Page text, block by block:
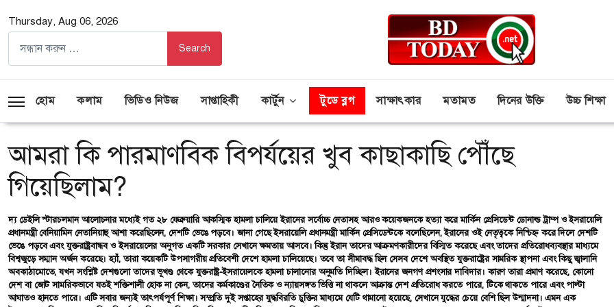
Thursday, Aug 06, 2026
হোম কলাম ভিডিও নিউজ সাপ্তাহিকী কার্টুন টুডে ব্লগ সাক্ষাৎকার মতামত দিনের উক্তি উচ্চ শিক্ষা
আমরা কি পারমাণবিক বিপর্যয়ের খুব কাছাকাছি পৌঁছে
গিয়েছিলাম?
দ্য ডেইলি স্টারচলমান আলোচনার মধ্যেই গত ২৮ ফেব্রুয়ারি আকস্মিক হামলা চালিয়ে ইরানের সর্বোচ্চ নেতাসহ আরও কয়েকজনকে হত্যা করে মার্কিন প্রেসিডেন্ট ডোনাল্ড ট্রাম্প ও ইসরায়েলি প্রধানমন্ত্রী বেনিয়ামিন নেতানিয়াহু আশা করেছিলেন, দেশটি ভেঙে পড়বে। জানা গেছে ইসরায়েলি প্রধানমন্ত্রী মার্কিন প্রেসিডেন্টকে বলেছিলেন, ইরানের ওই নেতৃত্বকে নিশ্চিহ্ন করে দিলে দেশটি ভেঙে পড়বে এবং যুক্তরাষ্ট্রবান্ধব ও ইসরায়েলের অনুগত একটি সরকার সেখানে ক্ষমতায় আসবে। কিন্তু ইরান তাদের আক্রমণকারীদের বিস্মিত করেছে এবং তাদের প্রতিরোধব্যবস্থার মাধ্যমে বিশ্বজুড়ে সম্মান অর্জন করেছে। হ্যাঁ, তারা কয়েকটি উপসাগরীয় প্রতিবেশী দেশে হামলা চালিয়েছে। তবে তা সীমাবদ্ধ ছিল সেসব দেশে অবস্থিত যুক্তরাষ্ট্রের সামরিক স্থাপনা এবং কিছু জ্বালানি অবকাঠামোতে, যখন সংশ্লিষ্ট দেশগুলো তাদের ভূখণ্ড থেকে যুক্তরাষ্ট্র-ইসরায়েলকে হামলা চালানোর অনুমতি দিচ্ছিল। ইরানের জনগণ প্রশংসার দাবিদার। কারণ তারা প্রমাণ করেছে, কোনো দেশ বা জোট সামরিকভাবে যতই শক্তিশালী হোক না কেন, তাদের কর্মকাণ্ডের নৈতিক ও ন্যায়সঙ্গত ভিত্তি না থাকলে আক্রান্ত দেশ প্রতিরোধ করতে পারে, টিকে থাকতে পারে এবং পাল্টা আঘাতও হানতে পারে। এটি সবার জন্যই তাৎপর্যপূর্ণ শিক্ষা। সম্প্রতি দুই সপ্তাহের যুদ্ধবিরতি চুক্তির মাধ্যমে যেটি থামানো হয়েছে, সেখানে যুদ্ধের চেয়ে বেশি ছিল উন্মাদনা। এমন এক উন্মাদনা, যা বিশ্বকে পারমাণবিক বিপর্যয়ের কিনারায় নিয়ে গিয়েছিল, যা তৃতীয় বিশ্বযুদ্ধের দিকেও নিয়ে যেতে পারত। এই সংঘাতের সঙ্গে যেসব দেশের কোনো সম্পর্ক নেই, তাদের জনগণকেও চরম ভোগান্তি পোহাতে হয়েছে। বাংলাদেশে আমরা আমাদের অর্থনৈতিক কর্মকাণ্ডে মারাত্মক বিঘ্নের সম্মুখীন হয়েছি। বুধবার প্রকাশিত বিশ্বব্যাংকের এক প্রতিবেদনে পূর্বাভাস দেওয়া হয়েছে, আমাদের জিডিপি প্রবৃদ্ধি কমে যাবে, ১২ লাখ মানুষ দারিদ্র্যসীমার নিচেই থেকে যাবে যাদের অবস্থার পরিবর্তন হওয়ার কথা ছিল, ৬ লাখ কর্মসংস্থান হারিয়ে যাবে এবং ২০২৮ অর্থবছরের মধ্যে সরকারি ঋণ জিডিপির ৪৫ শতাংশ ছাড়িয়ে যাবে। এই সবই হয়েছে সেই উন্মাদনার কারণে। বিশ্বব্যাংক তাদের প্রতিবেদনে বলেছে, ‘মধ্যপ্রাচ্যের এই সংঘাত বাংলাদেশের অর্থনীতিকে উল্লেখযোগ্যভাবে প্রভাবিত করতে পারে, বিদ্যমান দুর্বলতাগুলোকে আরও বাড়িয়ে তুলতে পারে।’ তারা আরও জানায়, আমদানি ব্যয় বৃদ্ধি, রপ্তানি হ্রাস এবং প্রবাসী আয়ের পতন চলতি হিসাবের ভারসাম্যের ওপর চাপ সৃষ্টি করবে। অন্যদিকে জ্বালানির দাম বৃদ্ধি এবং বিনিময় হারের ওপর চাপ ইতোমধ্যেই মূল্যস্ফীতিকে আরও বৃদ্ধি করতে পারে। বাংলাদেশ এবং একই ধরনের অর্থনৈতিক অবস্থানে থাকা অন্যান্য দেশগুলো কি এ ধরনের পরিস্থিতির মুখোমুখি হওয়ার কথা ছিল? এমনকি উন্নত দেশগুলোও কি পারমাণবিক সংঘাতের এতটা কাছাকাছি চলে যাওয়ার কথা ছিল? এই যুদ্ধে আমরা এমন পরাশক্তি দেখছি, যারা অন্ধভাবে উচ্চাকাঙ্ক্ষী ও সম্প্রসারণবাদী শক্তির দ্বারা অযৌক্তিকভাবে প্রভাবিত। প্রথমজন তথ্য, যুক্তি, অভিজ্ঞতা বা বাস্তবতার পরিবর্তে প্রবৃত্তির ওপর নির্ভর করেন। আর দ্বিতীয়জন অন্য দেশ দখল করে নিজের দেশ সম্প্রসারণের স্বপ্ন দেখেন, যদিও এতে তার দেশের ভবিষ্যৎ নিরাপত্তা ঝুঁকির মুখে পড়ে। সব পক্ষের মাঝে পাকিস্তান আপাতত মধ্যস্থতাকারী হিসেবে অবতীর্ণ হয়েছে এবং ইসলামাবাদে আলোচনার আয়োজন হচ্ছে। ঘোষণা অনুযায়ী, শুক্র বা শনিবার আলোচনা শুরু হওয়ার কথা। আমরা আশা করি, আলোচনা সফল হবে এবং এই অঞ্চলসহ পুরো বিশ্বে স্বাভাবিক অবস্থা ফিরে আসবে। তবে অবশ্যই ইসরায়েল এটি ব্যাহত করার চেষ্টা করবে, যার প্রাথমিক লক্ষণ ইতোমধ্যেই দৃশ্যমান। দুর্ভাগ্যজনকভাবে, আজকের যুক্তরাষ্ট্র এমন এক আন্তর্জাতিক ব্যবস্থায় বিশ্বাসী হয়ে উঠেছে বলে মনে হয়, যা আইনের ভিত্তিতে নয়, বরং উন্মুক্ত শক্তি প্রদর্শন ও আধিপত্য বিস্তারের ওপর নির্ভরশীল। ভেনেজুয়েলার প্রেসিডেন্টকে অপহরণ, গ্রিনল্যান্ড দখলের প্রকাশ্য ঘোষণা এবং কিউবা ‘পরিচালনার’ হুমকি—এসব দেখে মনে হয়, ট্রাম্প গোটা বিশ্বকে হাতের ‘খেলনা’ ভাবেন, যেটা যেমন খুশি চালাতে পারেন। ৭ এপ্রিল ইরানের জ্বালানি ও পরিবহন অবকাঠামোর ওপর ব্যাপক হামলা চালানোর নির্ধারিত সময়সীমা শেষ হওয়ার আগে ট্রাম্প ঘোষণা দিয়েছিলেন, ‘আজ রাতে পুরো একটি সভ্যতা ধ্বংস হয়ে যাবে’। কোনো সভ্যতার সব মানুষকে হত্যা না করে কীভাবে এটিকে ধ্বংস করা যায়? তাহলে কি প্রেসিডেন্ট ট্রাম্প ইরানের প্রতিটি পুরুষ, নারী ও শিশুকে হত্যা করার পরিকল্পনা করেছিলেন? এটি কেবল পারমাণবিক বোমা ব্যবহার করেই সম্ভব। এর আগে যখন তিনি ইরানকে ‘প্রস্তর যুগে ফিরিয়ে দেওয়ার’ হুমকি দেন, তখন তিনি বোঝাতে চেয়েছিলেন, দেশটিতে এমন তীব্র বোমাবর্ষণ করা হবে যাতে আধুনিক জীবনের প্রতিটি অবকাঠামো—বাড়ি, স্কুল, হাসপাতাল, সড়ক, পানির সরবরাহ, খাদ্যের উৎস এবং সাধারণ জীবিকার উপকরণ—সব ধ্বংস হয়ে যাবে। এসবই ইরানের জনগণের প্রতি গভীর ঘৃণার ইঙ্গিত বহন করে। ট্রাম্প প্রশাসনের একটি যুক্তি রয়েছে যা কিছুটা বিবেচনার দাবি রাখে। সেটি হলো—ইরানকে পারমাণবিক অস্ত্র তৈরি থেকে বিরত রাখা। কিন্তু গত মার্চের মাঝামাঝি সময়ে পদত্যাগকালে যুক্তরাষ্ট্রের শীর্ষ সন্ত্রাসবাদবিরোধী কর্মকর্তা জো কেন্ট প্রকাশ্যে বলেছিলেন, ইরান যুক্তরাষ্ট্রের জন্য ‘কোনো তাৎক্ষণিক হুমকি’ নয়। এরপরেও ইরানের ওপর হামলা চালানো দেশটির ক্ষেত্রে এমন প্রতিরোধ ব্যবস্থা গড়ে তোলার যৌক্তিকতা তৈরি করে। উত্তর কোরিয়া সম্পর্কে যুক্তরাষ্ট্র একটি কথাও বলে না। অথচ তাদের মিত্র দক্ষিণ কোরিয়া কেবল পারমাণবিক বোমা থাকার কারণে উত্তর কোরিয়ার ভয়ে সর্বদা আতঙ্কে থাকে। এখানে আমাদের মনে রাখা উচিত, ২০১৫ সালে ভিয়েনায় ইরান, যুক্তরাষ্ট্র, যুক্তরাজ্য, ফ্রান্স, জার্মানি, রাশিয়া এবং চীনের মধ্যে জয়েন্ট কমপ্রিহেনসিভ প্ল্যান অব অ্যাকশন (জেসিপিওএ) চুক্তি সই হয়েছিল। চুক্তি অনুযায়ী এটি নিশ্চিত করা হয়েছিল যে ইরান পারমাণবিক বোমা তৈরি করবে না। মূলত এটি ছিল অর্থনৈতিক নিষেধাজ্ঞা প্রত্যাহারের বিনিময়ে ইরানের পারমাণবিক কর্মসূচি সীমিত করা, যার প্রধান লক্ষ্য ছিল ইরানকে পারমাণবিক বোমা তৈরির পথ থেকে বিরত রাখা। ইরান ইউরেনিয়াম সমৃদ্ধকরণ ৩ দশমিক ৬৭ শতাংশে সীমাবদ্ধ রাখতে (যা অস্ত্রমান ৯০ শতাংশের অনেক নিচে), তাদের মজুদ প্রায় ৯৮ শতাংশ কমাতে, পারমাণবিক অবকাঠামো সংকুচিত করতে এবং আন্তর্জাতিক পারমাণবিক শক্তি সংস্থার (আইএইএ) কঠোর তদারকি মেনে নিতে সম্মত হয়েছিল। বিশেষজ্ঞরা এই চুক্তিকে ইতিহাসের ‘অন্যতম শক্তিশালী পরিদর্শন ব্যবস্থার’ একটি হিসেবে আখ্যা দিয়েছিলেন। এর বিনিময়ে ইরান নিষেধাজ্ঞা শিথিলকরণ এবং অর্থনৈতিক একীকরণের সুযোগ পাওয়ার কথা ছিল। জেসিপিওএ চুক্তিকে পারমাণবিক বিস্তার রোধে আধুনিক যুগের অন্যতম গুরুত্বপূর্ণ কূটনৈতিক প্রচেষ্টা হিসেবে বিবেচনা করা হয়। তবুও, জাতিসংঘ নিরাপত্তা পরিষদের সব স্থায়ী সদস্যের—যার মধ্যে যুক্তরাষ্ট্রের মিত্র যুক্তরাজ্য, ফ্রান্স ও জার্মানি এবং ন্যাটোর সদস্য, যারা নিজেরাও ইরানের পারমাণবিক অস্ত্র অর্জন চায় না—বছরের পর বছর সম্মিলিত প্রচেষ্টা শেষ পর্যন্ত তেমন ফলপ্রসূ হয়নি। ২০১৮ সালে প্রেসিডেন্ট নির্বাচিত হওয়ার পর ট্রাম্প চুক্তি থেকে সরে দাঁড়ান। তখন তিনি যুক্তি দেন, ওই চুক্তির শর্তগুলো যথেষ্ট কঠোর নয় এবং ইরান হয়তো ১০ বা ১৫ বছরের মধ্যে পারমাণবিক বোমা তৈরি করতে পারবে এবং এতে ইরানের ক্ষেপণাস্ত্র সক্ষমতা অন্তর্ভুক্ত ছিল না। এসব যুক্তি মূলত ইসরায়েলের ছিল, যুক্তরাষ্ট্রের নয়। কারণ ইসরায়েল সবসময়ই যেকোনো শান্তিপূর্ণ চুক্তির বিরোধিতা করেছে এবং ইরানের সঙ্গে দ্বন্দ্বপূর্ণ সম্পর্ক বজায় রাখতে চেয়েছে যাতে একদিন যুক্তরাষ্ট্র ইসরায়েলের ইচ্ছামতো পদক্ষেপ নেয়। চুক্তিটি সই হয়েছিল বারাক ওবামার আমলে এবং এই বিষয়টিও ট্রাম্পকে তা থেকে বের হওয়ার সিদ্ধান্ত নিতে প্রভাবিত করেছিল। ফলে যুক্তরাষ্ট্র পুনরায় নিষেধাজ্ঞা আরোপ করে। ইরানও ধীরে ধীরে চুক্তির শর্ত মানার জায়গা থেকে সরে আসে। পরিস্থিতি পুরোপুরি ইসরায়েলের অবস্থানের সঙ্গে সামঞ্জস্যপূর্ণ হয়ে যায়। ট্রাম্প প্রশাসন চাইলে চুক্তি থেকে সরে দাঁড়ানোর পরিবর্তে ইরানের সঙ্গে পুনরায় আলোচনা করার ওপর জোর দিতে পারত। কিন্তু ইসরায়েল তা চায়নি। ফলে শান্তিপূর্ণ সমাধানের একটি গুরুত্বপূর্ণ সুযোগ হারিয়ে যায়। এরপর থেকে ইসরায়েলের প্রভাবাধীন হওয়ায় যুক্তরাষ্ট্রের সঙ্গে ইরানের সম্পর্কের অবনতি আরও দ্রুত ঘটে এবং ইসরায়েলের সঙ্গে সহযোগিতা আরও ঘনিষ্ঠ হয়। ২০১৮ থেকে ২০১৯ সালের মধ্যে যুক্তরাষ্ট্র ইরানের ওপর কঠোর অর্থনৈতিক বিধিনিষেধ প্রয়োগ করে, যার লক্ষ্য ছিল তাদের অর্থনীতিকে পঙ্গু করে দেওয়া। ২০১৯ থেকে ২০২১ সালের মধ্যে যুক্তরাষ্ট্র পরোক্ষ সংঘাতে জড়িয়ে পড়ে, যা উভয় পক্ষকে সরাসরি সংঘাতের কাছাকাছি নিয়ে আসে। ২০২১ থেকে ২০২৫ সালের মধ্যে পারস্পরিক আস্থা পুরোপুরি ভেঙে পড়ে। ২০২৫ সালের ২২ জুন ইরানের ফোরদো, নাতাঞ্জ ও ইসফাহান পারমাণবিক স্থাপনায় বোমা হামলা চালায় যুক্তরাষ্ট্র। সেই সময় যুক্তরাষ্ট্র সরাসরি ইরানের বিরুদ্ধে ইসরায়েলি সামরিক আগ্রাসনে যোগ দেয়। তখন বলা হয়েছিল, তারা ইরানের পারমাণবিক সক্ষমতা ‘ধ্বংস’ করে দিয়েছে। সেই সময় বিভিন্ন বিধি-নিষেধের মাধ্যমে দেওয়া মার্কিন চাপ এবং ছায়া কার্যক্রম সরাসরি সংঘাতে রূপ নেয়। পেছন ফিরে দেখলে বলা যায়, এর পেছনের প্রকৃত কারণ ছিল—ইসরায়েল কখনোই চায়নি কোনো শান্তিপূর্ণ প্রক্রিয়া সফল হোক। এভাবে তারা সবসময় যুক্তরাষ্ট্রকে সামরিক পদক্ষেপের দিকে প্ররোচিত করতে পেরেছে। ৭ এপ্রিল প্রকাশিত ‘হাউ ট্রাম্প টুক দ্য ইউএস টু ওয়ার উইথ ইরান’ শীর্ষক একটি অত্যন্ত তাৎপর্যপূর্ণ প্রতিবেদনে দ্য নিউ ইয়র্ক টাইমস দেখিয়েছে, কীভাবে ১১ ফেব্রুয়ারি হোয়াইট হাউসে এক বৈঠকে ইসরায়েলি প্রধানমন্ত্রী বেনিয়ামিন নেতানিয়াহু প্রেসিডেন্ট ট্রাম্পকে ইরানের ওপর হামলা চালাতে রাজি করান। সেখানে তিনি এমন একটি পরিস্থিতি তুলে ধরেন, যেটিকে বৈঠকে উপস্থিত সিআইএ পরিচালক ‘প্রহসনমূলক’ ও মার্কিন পররাষ্ট্রমন্ত্রী মার্কো রুবিও ‘অর্থহীন’ বলে উল্লেখ করেন। ট্রাম্পের দলের অনেক সদস্যই যদিও ইসরায়েলি প্রধানমন্ত্রীর সেই বর্ণনায় সন্তুষ্ট হননি, তবুও তারা ইরানের ওপর হামলার বিরুদ্ধে অবস্থান নেননি বা প্রকাশ্যে কিছু বলেননি। ওই প্রতিবেদনে আরও বলা হয়েছে, ইসরায়েলের পক্ষ থেকে যুক্তি ছিল যে শুরুতেই ইরানের সর্বোচ্চ নেতা আয়াতুল্লাহ খামেনিসহ কয়েকজন শীর্ষ নেতাকে হত্যা করা হবে, যা একটি গণঅভ্যুত্থানের জন্ম দেবে এবং এর মাধ্যমে দেশটির শাসনব্যবস্থায় পরিবর্তন ঘটবে এবং ইরানের শেষ শাহের নির্বাসিত পুত্র রেজা পাহলভি ফিরে এসে ধর্মতান্ত্রিক পরবর্তী ইরানের নেতৃত্ব দেবেন। এই সময়ের মধ্যে যুক্তরাষ্ট্র ও ইসরায়েলি বাহিনী মিলে ইরানের সামরিক সক্ষমতা ধ্বংস করবে। এভাবে নেতানিয়াহু ও তার দল এমন একটি পরিস্থিতি তুলে ধরেন, যা প্রায় নিশ্চিত বিজয়ের ইঙ্গিত দেয়। প্রতিবেদনের তথ্য অনুযায়ী, ট্রাম্প তাৎক্ষণিকভাবে এতে সম্মতি দেননি। তবে উপস্থিত অন্যদের তুলনায় তিনি অনেক বেশি প্রভাবিত হয়েছিলেন। ২৮ ফেব্রুয়ারি ইরানের শীর্ষ নেতৃত্ব ও কমান্ড কাঠামোকে লক্ষ্য করে আকস্মিক হামলা চালানো হয়, নিহত হন আলি খামেনিসহ আরও কয়েকজন। এই হামলার বিষয়টি ‘ডিক্যাপিটেশন স্ট্রাইক’ হিসেবে পরিকল্পিত ছিল। এটি ছিল পূর্ণমাত্রার যুদ্ধের সূচনা। এই হামলা যখন চালানো হয়, তখন পারমাণবিক ইস্যুতে আলোচনা চলছিল এবং তা অগ্রগতির পথে ছিল বলে জানা যাচ্ছিল। সেই কারণে হামলাটি বিশ্বের কাছে বিস্ময়কর ও ব্যাখ্যাতীত হয়ে ওঠে। প্রথম ১২ ঘণ্টার মধ্যেই যুক্তরাষ্ট্র ও ইসরায়েল ৯০০টি বিমান হামলা চালায়। যখন বিশ্বের মনোযোগ ছিল ইরানে হামলার দিকে, ইসরায়েল তখন সেই সুযোগে লেবাননে হামলা চালায় এবং তখন থেকেই টানা বোমাবর্ষণ চালিয়ে যাচ্ছে। একইসঙ্গে ইসরায়েল ঘোষণা করে, বর্তমান যুদ্ধবিরতি ওই ছোট ও ঝুঁকিপূর্ণ দেশটির ক্ষেত্রে প্রযোজ্য নয়। প্রেসিডেন্ট ট্রাম্প আলোচনায় নেতানিয়াহুকে ঠিক কতটা প্রভাব বিস্তার করতে দেবেন এবং কতদিন তিনি ইসরায়েলকে তাদের নিজস্ব উচ্চাকাঙ্ক্ষার জন্য যুক্তরাষ্ট্রকে একটি ‘গুটি’ হিসেবে ব্যবহার করতে দেবেন, তা বর্তমা